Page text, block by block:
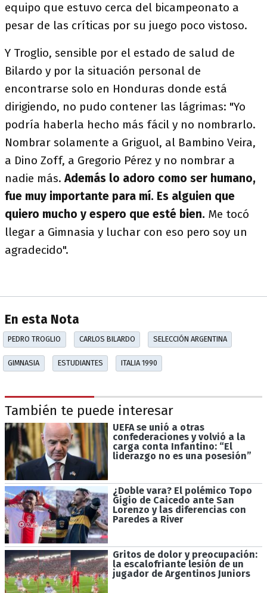
equipo que estuvo cerca del bicampeonato a
pesar de las críticas por su juego poco vistoso.
Y Troglio, sensible por el estado de salud de
Bilardo y por la situación personal de
encontrarse solo en Honduras donde está
dirigiendo, no pudo contener las lágrimas: "Yo
podría haberla hecho más fácil y no nombrarlo.
Nombrar solamente a Griguol, al Bambino Veira,
a Dino Zoff, a Gregorio Pérez y no nombrar a
nadie más.Además lo adoro como ser humano,
fue muy importante para mí. Es alguien que
quiero mucho y espero que esté bien. Me tocó
llegar a Gimnasia y luchar con eso pero soy un
agradecido".
En esta Nota
PEDRO TROGLIO CARLOS BILARDO SELECCIÓN ARGENTINA
GIMNASIA ESTUDIANTES ITALIA 1990
También te puede interesar
UEFA se unió a otras
confederaciones y volvió a la
carga conta Infantino: “El
liderazgo no es una posesión”
¿Doble vara? El polémico Topo
Gigio de Caicedo ante San
Lorenzo y las diferencias con
Paredes a River
Gritos de dolor y preocupación:
la escalofriante lesión de un
jugador de Argentinos Juniors